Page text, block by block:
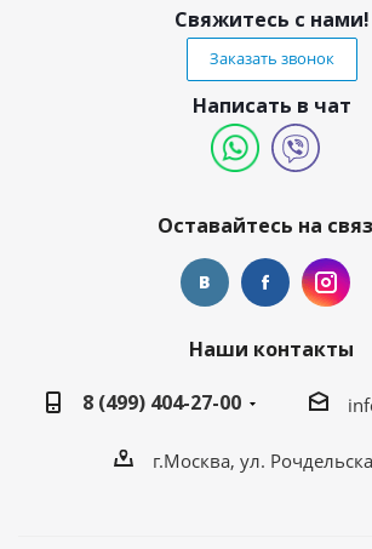
Свяжитесь с нами!
Заказать звонок
Написать в чат
Оставайтесь на
Наши контакты
8 (499) 404-27-00
г.Москва, ул.